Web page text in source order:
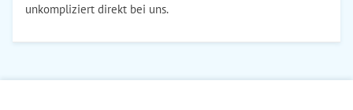
unkompliziert direkt bei uns.